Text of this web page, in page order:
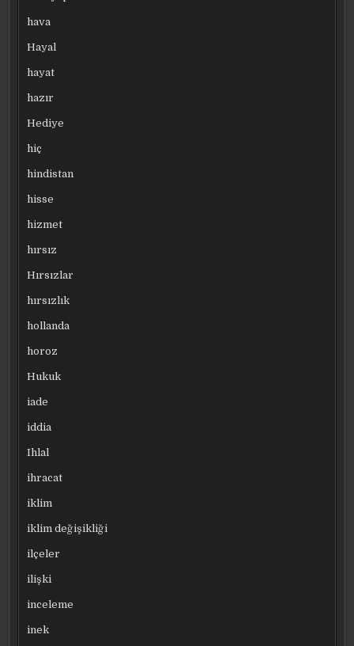
hava
Hayal
hayat
hazır
Hediye
hiç
hindistan
hisse
hizmet
hırsız
Hırsızlar
hırsızlık
hollanda
horoz
Hukuk
iade
iddia
Ihlal
ihracat
iklim
iklim değişikliği
ilçeler
ilişki
inceleme
inek